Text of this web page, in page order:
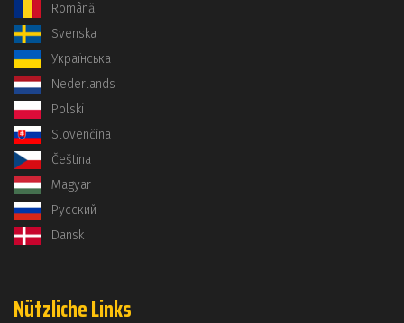
Română
Svenska
Українська
Nederlands
Polski
Slovenčina
Čeština
Magyar
Русский
Dansk
Nützliche Links